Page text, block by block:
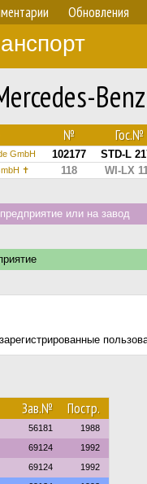
Обновления
№ Гос.№
GmbH 102177 STD-L
✝︎ 118 WI-LX
или на завод
Зав.№ Постр.
56181 1988
69124 1992
69124 1992